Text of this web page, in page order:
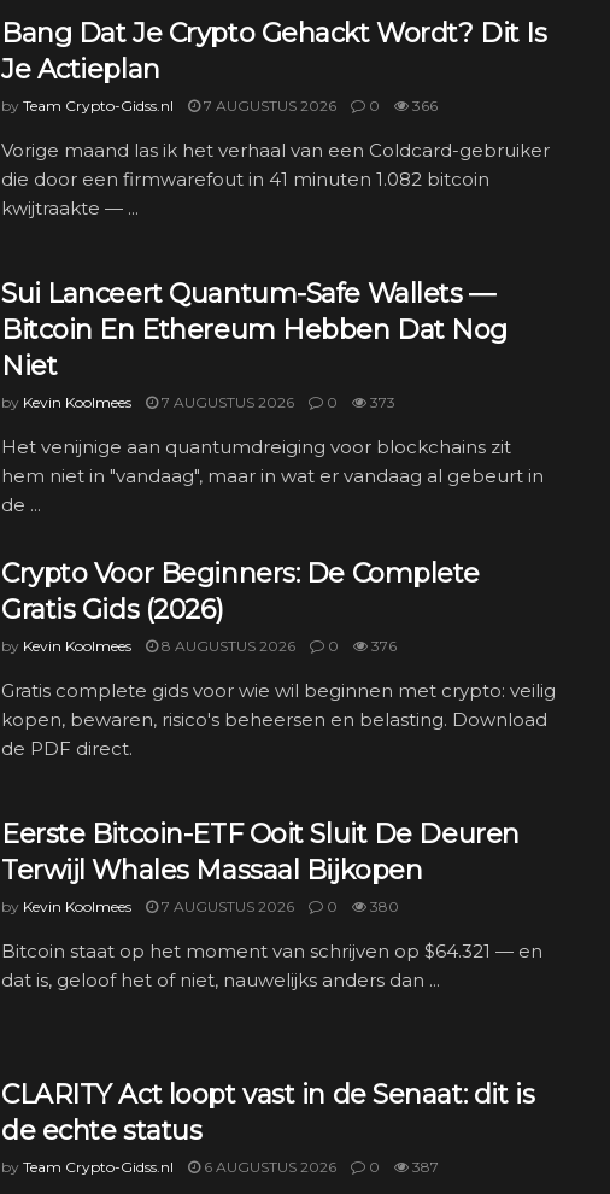
Bang Dat Je Crypto Gehackt Wordt? Dit Is
Je Actieplan
by Team Crypto-Gidss.nl 7 AUGUSTUS 2026 0 366
Vorige maand las ik het verhaal van een Coldcard-gebruiker
die door een firmwarefout in 41 minuten 1.082 bitcoin
kwijtraakte — ...
Sui Lanceert Quantum-Safe Wallets —
Bitcoin En Ethereum Hebben Dat Nog
Niet
by Kevin Koolmees 7 AUGUSTUS 2026 0 373
Het venijnige aan quantumdreiging voor blockchains zit
hem niet in "vandaag", maar in wat er vandaag al gebeurt in
de ...
Crypto Voor Beginners: De Complete
Gratis Gids (2026)
by Kevin Koolmees 8 AUGUSTUS 2026 0 376
Gratis complete gids voor wie wil beginnen met crypto: veilig
kopen, bewaren, risico's beheersen en belasting. Download
de PDF direct.
Eerste Bitcoin-ETF Ooit Sluit De Deuren
Terwijl Whales Massaal Bijkopen
by Kevin Koolmees 7 AUGUSTUS 2026 0 380
Bitcoin staat op het moment van schrijven op $64.321 — en
dat is, geloof het of niet, nauwelijks anders dan ...
CLARITY Act loopt vast in de Senaat: dit is
de echte status
by Team Crypto-Gidss.nl 6 AUGUSTUS 2026 0 387